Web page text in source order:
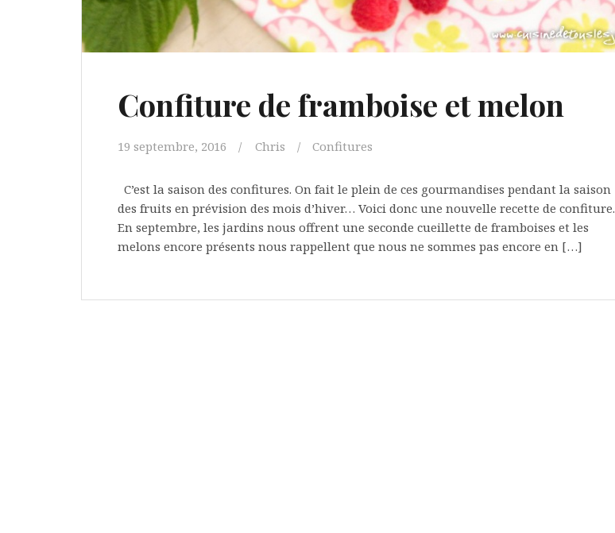
Confiture de framboise et melon
19 septembre, 2016 Chris Confitures
C’est la saison des confitures. On fait le plein de ces gourmandises pendant la saison
des fruits en prévision des mois d’hiver… Voici donc une nouvelle recette de confiture.
En septembre, les jardins nous offrent une seconde cueillette de framboises et les
melons encore présents nous rappellent que nous ne sommes pas encore en […]